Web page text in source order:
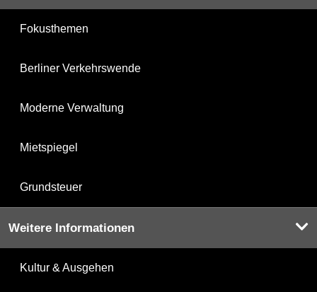
Fokusthemen
Berliner Verkehrswende
Moderne Verwaltung
Mietspiegel
Grundsteuer
Weitere Informationen
Kultur & Ausgehen